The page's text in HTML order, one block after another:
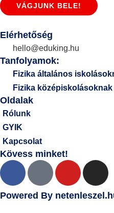
VÁGJUNK BELE!
Elérhetőség
hello@eduking.hu
Tanfolyamok:
Fizika általános
Fizika középiskolásoknak
Oldalak
Rólunk
GYIK
Kapcsolat
Kövess minket!
Powered By